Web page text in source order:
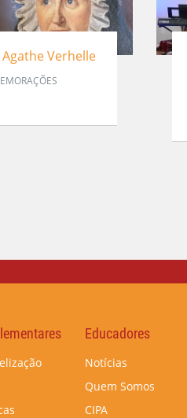
Verhelle
Educadores
Notícias
Quem Somos
CIPA